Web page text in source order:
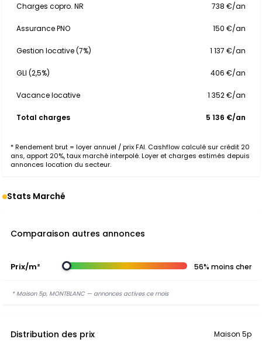
Charges copro. NR 738 €/an
Assurance PNO 150 €/an
Gestion locative (7%) 1 137 €/an
GLI (2,5%) 406 €/an
Vacance locative 1 352 €/an
Total charges 5 136 €/an
* Rendement brut = loyer annuel / prix FAI. Cashflow calculé sur crédit 20
ans, apport 20%, taux marché interpolé. Loyer et charges estimés depuis
annonces location du secteur.
Stats Marché
Comparaison autres annonces
Prix/m² 56% moins cher
* Maison 5p, MONTBLANC — annonces actives ce mois
Distribution des prix Maison 5p